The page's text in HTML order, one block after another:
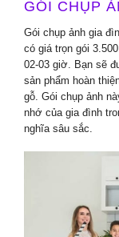
GÓI CHỤP
Gói chụp ảnh gia
có giá trọn gói
02-03 giờ. Bạn sẽ
sản phẩm hoàn
gỗ. Gói chụp ảnh
nhớ của gia đình
nghĩa sâu sắc.